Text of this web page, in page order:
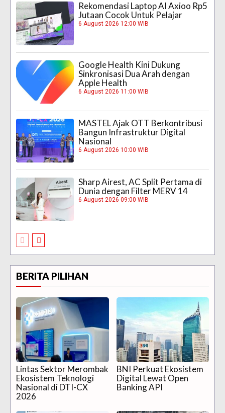
Rekomendasi Laptop AI Axioo Rp5
Jutaan Cocok Untuk Pelajar
6 August 2026 12:00 WIB
Google Health Kini Dukung
Sinkronisasi Dua Arah dengan
Apple Health
6 August 2026 11:00 WIB
MASTEL Ajak OTT Berkontribusi
Bangun Infrastruktur Digital
Nasional
6 August 2026 10:00 WIB
Sharp Airest, AC Split Pertama di
Dunia dengan Filter MERV 14
6 August 2026 09:00 WIB
BERITA PILIHAN
Lintas Sektor Merombak
Ekosistem Teknologi
Nasional di DTI-CX
2026
BNI Perkuat Ekosistem
Digital Lewat Open
Banking API